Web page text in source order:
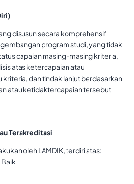
disusun secara komprehensif
program studi, yang tidak
capaian masing-masing kriteria,
atas ketercapaian atau
dan tindak lanjut berdasarkan
atau ketidaktercapaian tersebut.
Terakreditasi
oleh LAMDIK, terdiri atas:
Baik.